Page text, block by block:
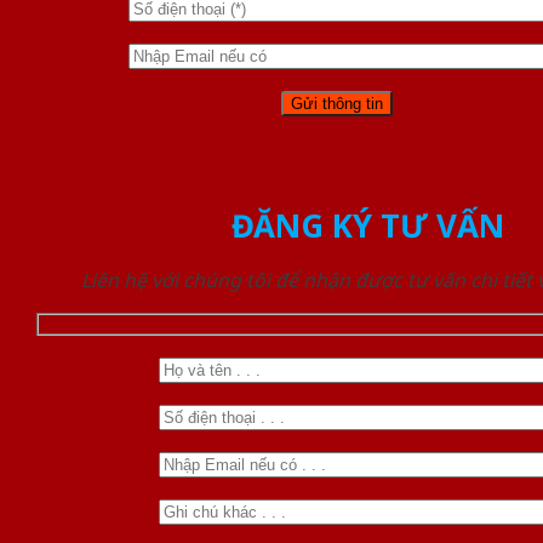
ĐĂNG KÝ TƯ VẤN
Liên hệ với chúng tôi để nhận được tư vấn chi tiết